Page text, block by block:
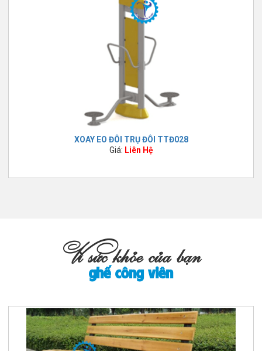
XOAY EO ĐÔI TRỤ ĐÔI TTĐ028
Giá: Liên Hệ
Vì sức khỏe của bạn
ghế công viên